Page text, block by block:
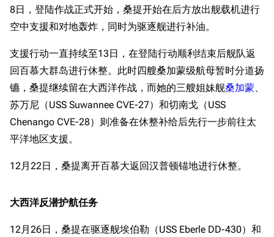
8日，登陆作战正式开始，桑提开始在后方放出舰载机进行
空中支援和对地轰炸，同时为驱逐舰进行补油。
支援行动一直持续至13日，在登陆行动顺利结束后舰队返
回百慕大群岛进行休整。此时四艘桑加蒙级航母暂时分道扬
镳，桑提继续留在大西洋作战，而她的三艘姐妹舰桑加蒙、
苏万尼（USS Suwannee CVE-27）和切南戈（USS
Chenango CVE-28）则准备在休整补给后先行一步前往太
平洋地区支援。
12月22日，桑提离开百慕大返回汉普顿锚地进行休整。
大西洋反潜护航任务
12月26日，桑提在驱逐舰埃伯勒（USS Eberle DD-430）和